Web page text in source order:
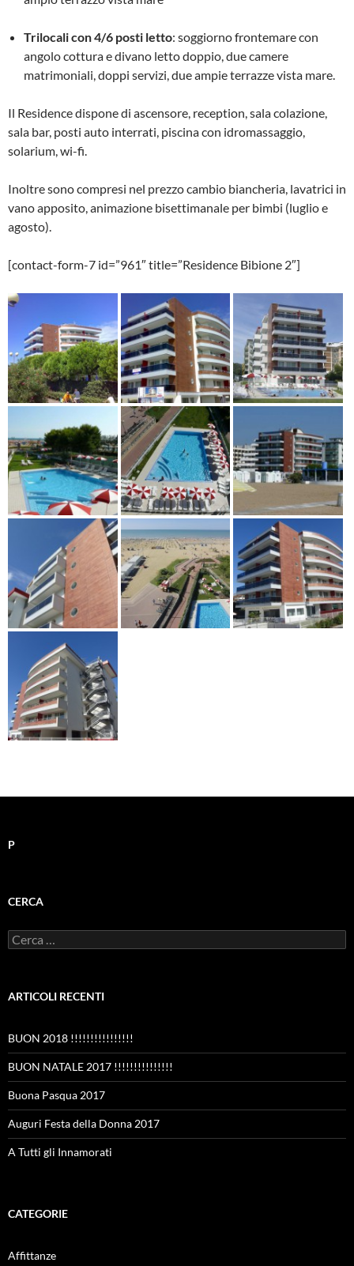
Trilocali con 4/6 posti letto: soggiorno frontemare con
angolo cottura e divano letto doppio, due camere
matrimoniali, doppi servizi, due ampie terrazze vista mare.
Il Residence dispone di ascensore, reception, sala colazione,
sala bar, posti auto interrati, piscina con idromassaggio,
solarium, wi-fi.
Inoltre sono compresi nel prezzo cambio biancheria, lavatrici in
vano apposito, animazione bisettimanale per bimbi (luglio e
agosto).
[contact-form-7 id=”961″ title=”Residence Bibione 2″]
P
CERCA
Ricerca
per:
ARTICOLI RECENTI
BUON 2018 !!!!!!!!!!!!!!!!
BUON NATALE 2017 !!!!!!!!!!!!!!!
Buona Pasqua 2017
Auguri Festa della Donna 2017
A Tutti gli Innamorati
CATEGORIE
Affittanze